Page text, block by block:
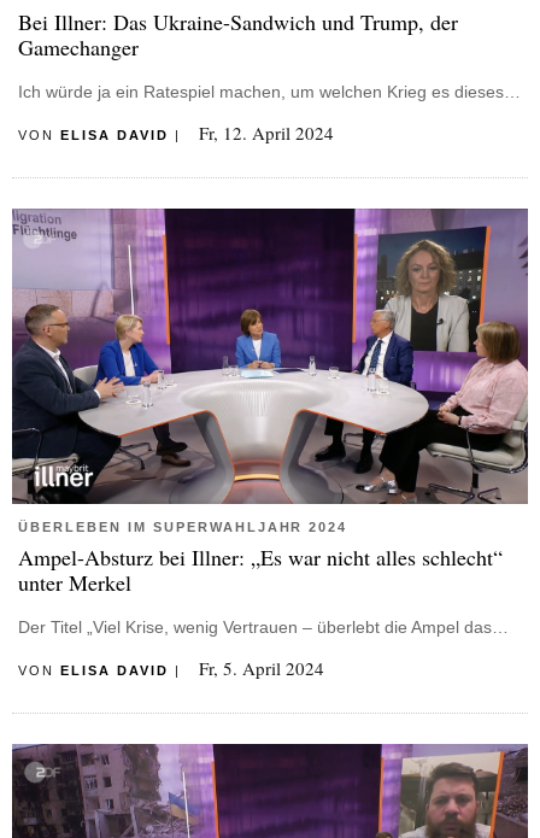
Bei Illner: Das Ukraine-Sandwich und Trump, der
Gamechanger
Ich würde ja ein Ratespiel machen, um welchen Krieg es dieses…
VON ELISA DAVID | Fr, 12. April 2024
ÜBERLEBEN IM SUPERWAHLJAHR 2024
Ampel-Absturz bei Illner: „Es war nicht alles schlecht“
unter Merkel
Der Titel „Viel Krise, wenig Vertrauen – überlebt die Ampel das…
VON ELISA DAVID | Fr, 5. April 2024